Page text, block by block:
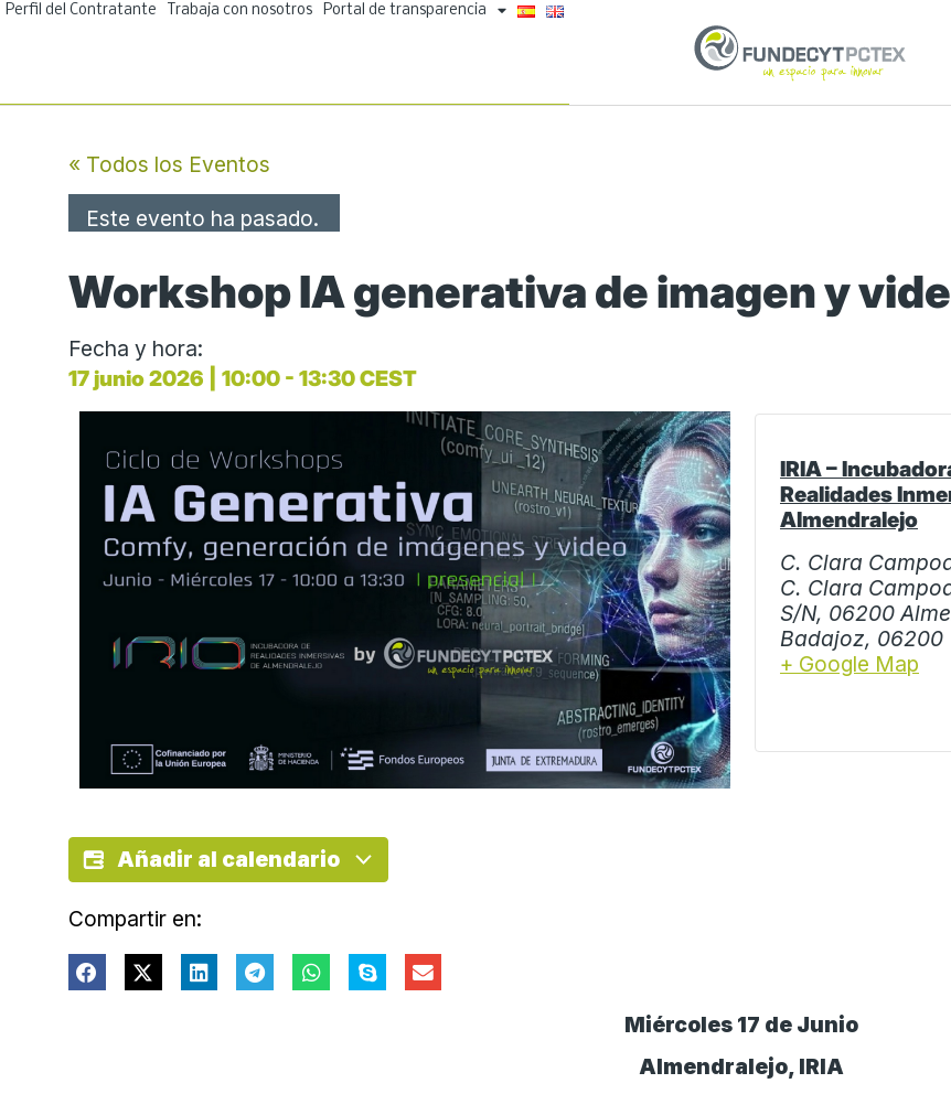
IrPerfil del Contratante Trabaja con nosotros Portal de transparencia
« Todos los Eventos
Este evento ha pasado.
Workshop IA generativa de imagen y
Fecha y hora:
17 junio 2026
10:00 - 13:30CEST
IRIA –
Realidades
Almendralejo
C. Clara
C. Clara
S/N, 06200
Badajoz, 06200
+ Google Map
Añadir al calendario
Compartir en:
Miércoles 17 de Junio
Almendralejo, IRIA